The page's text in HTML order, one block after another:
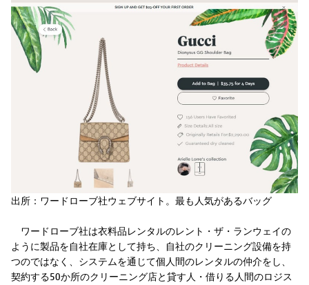
出所：ワードローブ社ウェブサイト。最も人気があるバッグ
ワードローブ社は衣料品レンタルのレント・ザ・ランウェイの
ように製品を自社在庫として持ち、自社のクリーニング設備を持
つのではなく、システムを通じて個人間のレンタルの仲介をし、
契約する50か所のクリーニング店と貸す人・借りる人間のロジス